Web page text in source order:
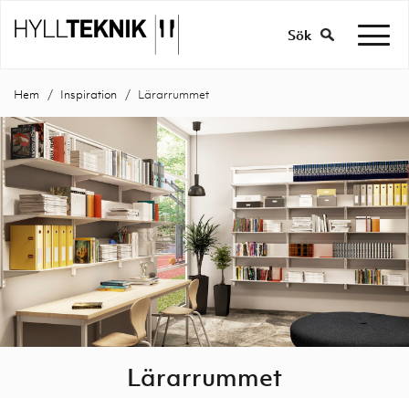
Sök
Hem Inspiration Lärarrummet
Lärarrummet